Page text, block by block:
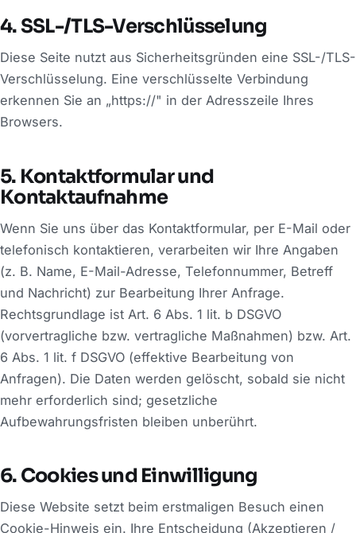
4. SSL-/TLS-Verschlüsselung
Diese Seite nutzt aus Sicherheitsgründen eine SSL-/TLS-
Verschlüsselung. Eine verschlüsselte Verbindung
erkennen Sie an „https://" in der Adresszeile Ihres
Browsers.
5. Kontaktformular und
Kontaktaufnahme
Wenn Sie uns über das Kontaktformular, per E-Mail oder
telefonisch kontaktieren, verarbeiten wir Ihre Angaben
(z. B. Name, E-Mail-Adresse, Telefonnummer, Betreff
und Nachricht) zur Bearbeitung Ihrer Anfrage.
Rechtsgrundlage ist Art. 6 Abs. 1 lit. b DSGVO
(vorvertragliche bzw. vertragliche Maßnahmen) bzw. Art.
6 Abs. 1 lit. f DSGVO (effektive Bearbeitung von
Anfragen). Die Daten werden gelöscht, sobald sie nicht
mehr erforderlich sind; gesetzliche
Aufbewahrungsfristen bleiben unberührt.
6. Cookies und Einwilligung
Diese Website setzt beim erstmaligen Besuch einen
Cookie-Hinweis ein. Ihre Entscheidung (Akzeptieren /